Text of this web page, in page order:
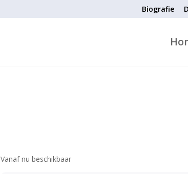
Biografie
Vanaf nu beschikbaar